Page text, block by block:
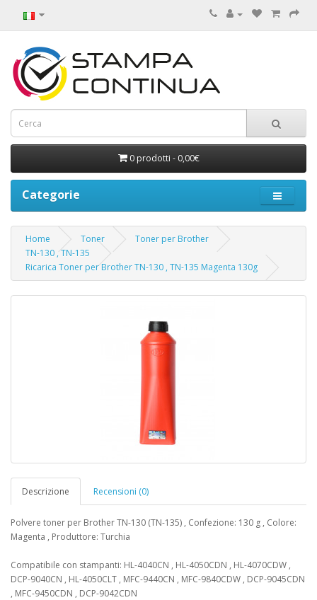
0 prodotti - 0,00€
Categorie
Home Toner
Toner per Brother
TN-130 , TN-135
Ricarica Toner per Brother TN-130 , TN-135 Magenta 130g
Descrizione Recensioni (0)
Polvere toner per Brother TN-130 (TN-135) , Confezione: 130 g , Colore:
Magenta , Produttore: Turchia
Compatibile con stampanti: HL-4040CN , HL-4050CDN , HL-4070CDW ,
DCP-9040CN , HL-4050CLT , MFC-9440CN , MFC-9840CDW , DCP-9045CDN
, MFC-9450CDN , DCP-9042CDN